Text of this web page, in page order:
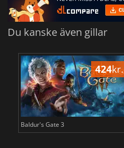
Du kanske även gillar
424kr.
Baldur's Gate 3